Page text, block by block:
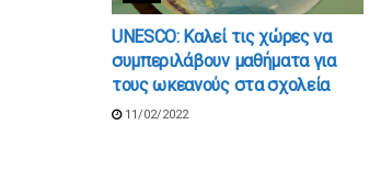
UNESCO: Καλεί τις χώρες να
συμπεριλάβουν μαθήματα για
τους ωκεανούς στα σχολεία
11/02/2022